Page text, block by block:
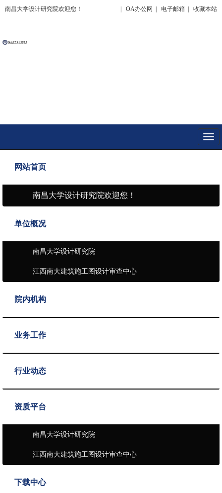
南昌大学设计研究院欢迎您！ OA办公网 电子邮箱 收藏本站
网站首页
南昌大学设计研究院欢迎您！
单位概况
南昌大学设计研究院
江西南大建筑施工图设计审查中心
院内机构
业务工作
行业动态
资质平台
南昌大学设计研究院
江西南大建筑施工图设计审查中心
下载中心